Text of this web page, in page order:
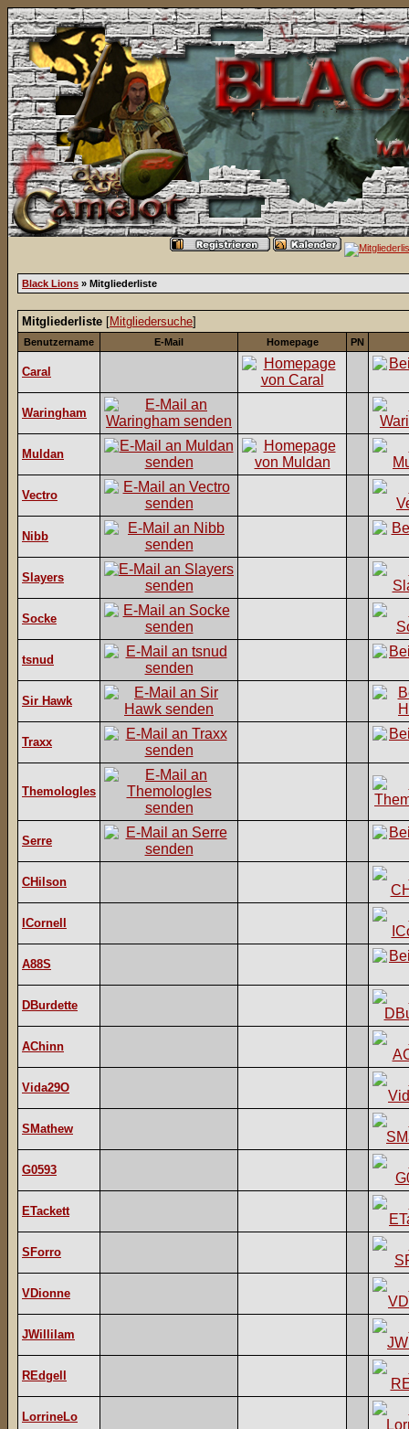
Black Lions » Mitgliederliste
Mitgliederliste [Mitgliedersuche]
Benutzername E-Mail Homepage PN
Caral
Waringham
Muldan
Vectro
Nibb
Slayers
Socke
tsnud
Sir Hawk
Traxx
Themologles
Serre
CHilson
ICornell
A88S
DBurdette
AChinn
Vida29O
SMathew
G0593
ETackett
SForro
VDionne
JWillilam
REdgell
LorrineLo